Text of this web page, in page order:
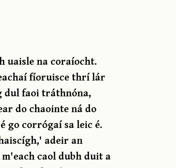
uaisle na coraíocht.
fíoruisce thrí lár
dul faoi tráthnóna,
do chaointe ná do
go corrógaí sa leic é.
adeir an
caol dubh duit a